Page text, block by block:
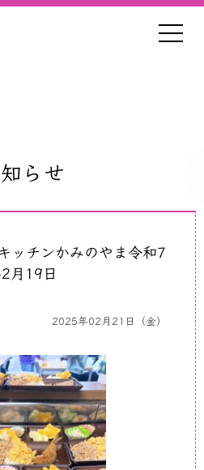
らせ
ッチンかみのやま令和7
月19日
2025年02月21日（金）